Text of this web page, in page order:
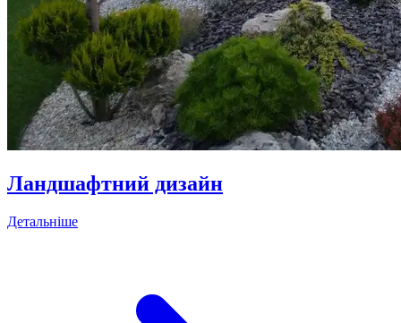
Ландшафтний дизайн
Детальніше